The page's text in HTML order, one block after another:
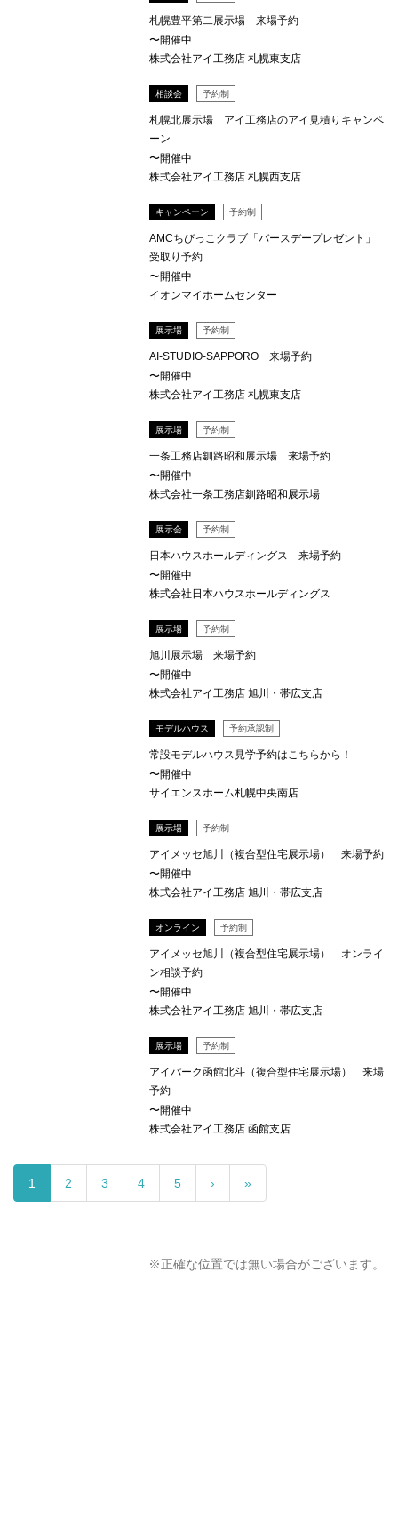
札幌豊平第二展示場 来場予約
〜開催中
株式会社アイ工務店 札幌東支店
相談会 予約制
札幌北展示場 アイ工務店のアイ見積りキャンペ
ーン
〜開催中
株式会社アイ工務店 札幌西支店
キャンペーン 予約制
AMCちびっこクラブ「バースデープレゼント」
受取り予約
〜開催中
イオンマイホームセンター
展示場 予約制
AI-STUDIO-SAPPORO 来場予約
〜開催中
株式会社アイ工務店 札幌東支店
展示場 予約制
一条工務店釧路昭和展示場 来場予約
〜開催中
株式会社一条工務店釧路昭和展示場
展示会 予約制
日本ハウスホールディングス 来場予約
〜開催中
株式会社日本ハウスホールディングス
展示場 予約制
旭川展示場 来場予約
〜開催中
株式会社アイ工務店 旭川・帯広支店
モデルハウス 予約承認制
常設モデルハウス見学予約はこちらから！
〜開催中
サイエンスホーム札幌中央南店
展示場 予約制
アイメッセ旭川（複合型住宅展示場） 来場予約
〜開催中
株式会社アイ工務店 旭川・帯広支店
オンライン 予約制
アイメッセ旭川（複合型住宅展示場） オンライ
ン相談予約
〜開催中
株式会社アイ工務店 旭川・帯広支店
展示場 予約制
アイパーク函館北斗（複合型住宅展示場） 来場
予約
〜開催中
株式会社アイ工務店 函館支店
1 2 3 4 5 › »
※正確な位置では無い場合がございます。